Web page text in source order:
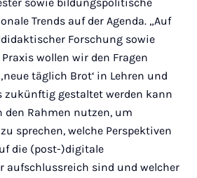
Trends auf der Agenda. „Auf
Forschung sowie
wollen wir den Fragen
täglich Brot‘ in Lehren und
zukünftig gestaltet werden kann
den Rahmen nutzen, um
sprechen, welche Perspektiven
die (post-)digitale
aufschlussreich sind und welcher